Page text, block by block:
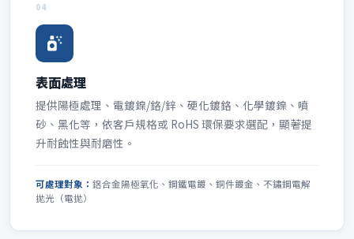
04
表面處理
提供陽極處理、電鍍鎳/鉻/鋅、硬化鍍鉻、化學鍍鎳、噴
砂、黑化等，依客戶規格或 RoHS 環保要求選配，顯著提
升耐蝕性與耐磨性。
可處理對象： 鋁合金陽極氧化、鋼鐵電鍍、銅件鍍金、不鏽鋼電解
拋光（電拋）